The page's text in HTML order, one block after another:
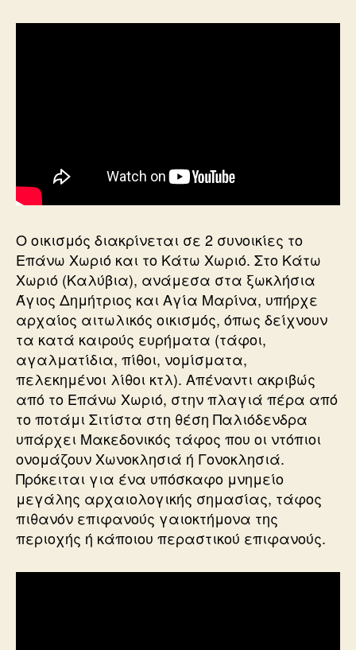
Ο οικισμός διακρίνεται σε 2 συνοικίες το
Επάνω Χωριό και το Κάτω Χωριό. Στο Κάτω
Χωριό (Καλύβια), ανάμεσα στα ξωκλήσια
Άγιος Δημήτριος και Αγία Μαρίνα, υπήρχε
αρχαίος αιτωλικός οικισμός, όπως δείχνουν
τα κατά καιρούς ευρήματα (τάφοι,
αγαλματίδια, πίθοι, νομίσματα,
πελεκημένοι λίθοι κτλ). Απέναντι ακριβώς
από το Επάνω Χωριό, στην πλαγιά πέρα από
το ποτάμι Σιτίστα στη θέση Παλιόδενδρα
υπάρχει Μακεδονικός τάφος που οι ντόπιοι
ονομάζουν Χωνοκλησιά ή Γονοκλησιά.
Πρόκειται για ένα υπόσκαφο μνημείο
μεγάλης αρχαιολογικής σημασίας, τάφος
πιθανόν επιφανούς γαιοκτήμονα της
περιοχής ή κάποιου περαστικού επιφανούς.